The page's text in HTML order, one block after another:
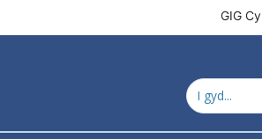
GIG